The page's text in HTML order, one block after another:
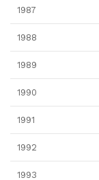
1987
1988
1989
1990
1991
1992
1993